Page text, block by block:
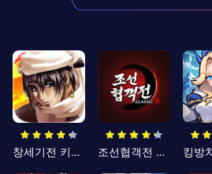
창세기전 키우기 조선협객전 클래식